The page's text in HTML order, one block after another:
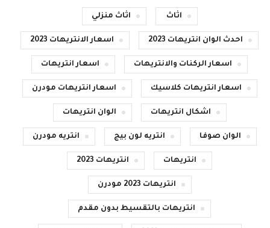
اثاث اثاث منزلي
احدث الوان انتريهات 2023 اسعار الانتريهات 2023
اسعار الركنات والانتريهات اسعار انتريهات
اسعار انتريهات كلاسيك اسعار انتريهات مودرن
اشكال انتريهات الوان انتريهات
الوان صوفا انتريه لون بيج انتريه مودرن
انتريهات انتريهات 2023
انتريهات 2023 مودرن
انتريهات بالتقسيط بدون مقدم